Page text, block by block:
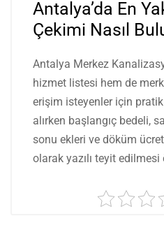
Antalya’da En
Çekimi Nasıl
Antalya Merkez
hizmet listesi hem de
erişim isteyenler için
alırken başlangıç bedeli,
sonu ekleri ve döküm
olarak yazılı teyit edilmesi